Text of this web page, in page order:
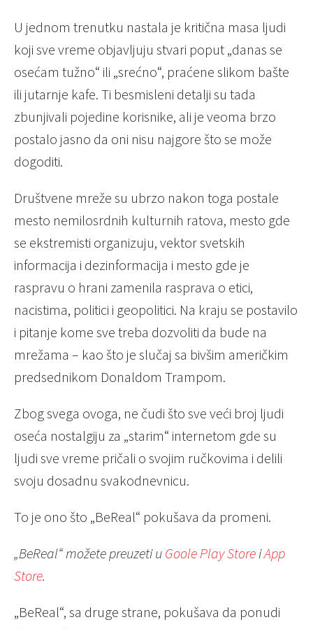
U jednom trenutku nastala je kritična masa ljudi
koji sve vreme objavljuju stvari poput „danas se
osećam tužno“ ili „srećno“, praćene slikom bašte
ili jutarnje kafe. Ti besmisleni detalji su tada
zbunjivali pojedine korisnike, ali je veoma brzo
postalo jasno da oni nisu najgore što se može
dogoditi.
Društvene mreže su ubrzo nakon toga postale
mesto nemilosrdnih kulturnih ratova, mesto gde
se ekstremisti organizuju, vektor svetskih
informacija i dezinformacija i mesto gde je
raspravu o hrani zamenila rasprava o etici,
nacistima, politici i geopolitici. Na kraju se postavilo
i pitanje kome sve treba dozvoliti da bude na
mrežama – kao što je slučaj sa bivšim američkim
predsednikom Donaldom Trampom.
Zbog svega ovoga, ne čudi što sve veći broj ljudi
oseća nostalgiju za „starim“ internetom gde su
ljudi sve vreme pričali o svojim ručkovima i delili
svoju dosadnu svakodnevnicu.
To je ono što „BeReal“ pokušava da promeni.
„BeReal“ možete preuzeti u Goole Play Store iApp
Store.
„BeReal“, sa druge strane, pokušava da ponudi